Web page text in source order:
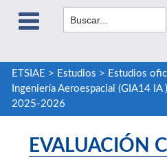
ETSIAE > Estudios > Estudios
Ingeniería Aeroespacial (GIA14 IA )
2025-2026
EVALUACIÓN